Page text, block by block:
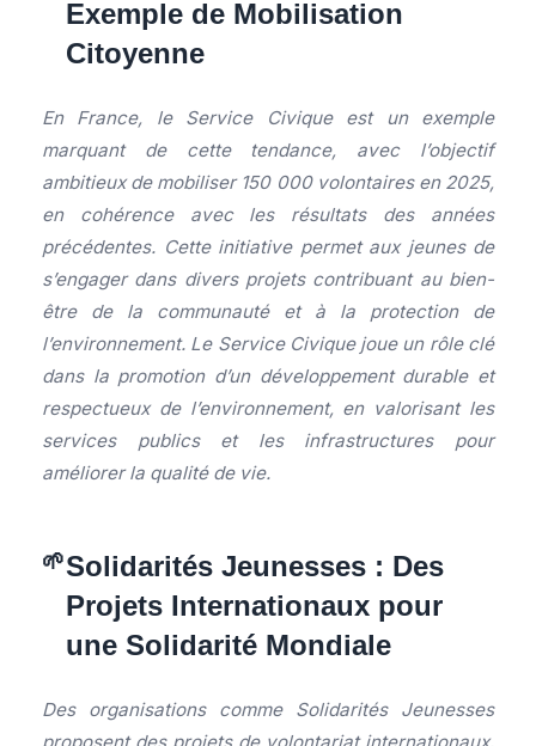
Exemple de Mobilisation
Citoyenne
En France, le Service Civique est un exemple
marquant de cette tendance, avec l’objectif
ambitieux de mobiliser 150 000 volontaires en 2025,
en cohérence avec les résultats des années
précédentes. Cette initiative permet aux jeunes de
s’engager dans divers projets contribuant au bien-
être de la communauté et à la protection de
l’environnement. Le Service Civique joue un rôle clé
dans la promotion d’un développement durable et
respectueux de l’environnement, en valorisant les
services publics et les infrastructures pour
améliorer la qualité de vie.
Solidarités Jeunesses : Des
Projets Internationaux pour
une Solidarité Mondiale
Des organisations comme Solidarités Jeunesses